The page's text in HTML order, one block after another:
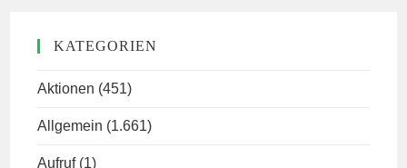
KATEGORIEN
Aktionen (451)
Allgemein (1.661)
Aufruf (1)